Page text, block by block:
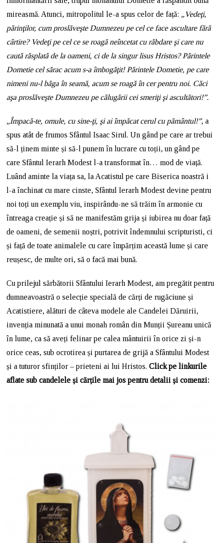
mireasmă. Atunci, mitropolitul le-a spus celor de față: „Vedeţi,
părinţilor, cum proslăveşte Dumnezeu pe cel ce face ascultare fără
cârtire? Vedeţi pe cel ce se roagă neîncetat cu răbdare şi care nu
caută răsplată de la oameni, ci de la singur lisus Hristos? Părintele
Dometie cel sărac acum s-a îmbogăţit! Părintele Dometie, pe care
nimeni nu-l băga în seamă, acum se roagă în cer pentru noi. Căci
aşa proslăveşte Dumnezeu pe călugării cei smeriţi şi ascultători!”.
„Împacă-te, omule, cu sine-ţi, şi ai împăcat cerul cu pământul!”, a
spus atât de frumos Sfântul Isaac Sirul. Un gând pe care ar trebui
să-l ținem minte și să-l punem în lucrare cu toții, un gând pe
care Sfântul Ierarh Modest l-a transformat în… mod de viață.
Luând aminte la viața sa, la Acatistul pe care Biserica noastră i
l-a închinat cu mare cinste, Sfântul Ierarh Modest devine pentru
noi toți un exemplu viu, inspirându-ne să trăim în armonie cu
întreaga creație și să ne manifestăm grija și iubirea nu doar față
de oameni, de semenii noștri, potrivit îndemnului scripturisti, ci
și față de toate animalele cu care împărțim această lume și care
reușesc, de multe ori, să o facă mai bună.
Cu prilejul sărbătorii Sfântului Ierarh Modest, am pregătit pentru
dumneavoastră o selecție specială de cărți de rugăciune și
Acatistiere, alături de câteva modele ale Candelei Dăruirii,
invenția minunată a unui monah român din Munții Șureanu unică
în lume, ca să aveți felinar pe calea mântuirii în orice zi și-n
orice ceas, sub ocrotirea și purtarea de grijă a Sfântului Modest
și a tuturor sfinților – prieteni ai lui Hristos.Click pe linkurile
aflate sub candelele și cărțile mai jos pentru detalii și comenzi: